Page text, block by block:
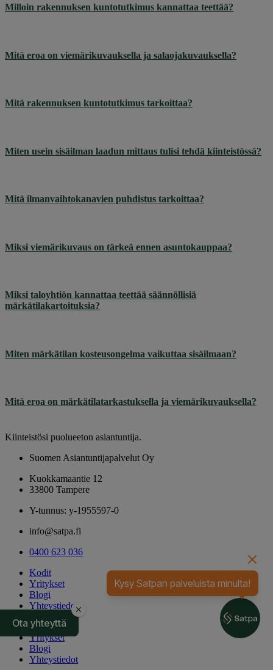
Kysy Satpan palveluista minulta!
Ota yhteyttä
Milloin rakennuksen kuntotutkimus kannattaa teettää?
Mitä eroa on viemärikuvauksella ja salaojakuvauksella?
Mitä rakennuksen kuntotutkimus tarkoittaa?
Miten usein sisäilman laadun mittaus tulisi tehdä kiinteistössä?
Mitä ilmanvaihtokanavien puhdistus tarkoittaa?
Miksi viemärikuvaus on tärkeä ennen asuntokauppaa?
Miksi taloyhtiön kannattaa teettää säännöllisiä
märkätilakartoituksia?
Miten märkätilan kosteusongelma vaikuttaa sisäilmaan?
Mitä eroa on märkätilatarkastuksella ja viemärikuvauksella?
Kiinteistösi puolueeton asiantuntija.
Suomen Asiantuntijapalvelut Oy
Kuokkamaantie 12
33800 Tampere
Y-tunnus: y-1955597-0
info@satpa.fi
0400 623 036
Kodit
Yritykset
Blogi
Yhteystiedot
Kodit
Yritykset
Blogi
Yhteystiedot